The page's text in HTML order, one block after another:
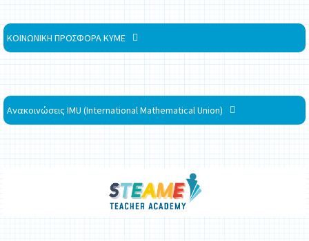
ΚΟΙΝΩΝΙΚΗ ΠΡΟΣΦΟΡΑ ΚΥΜΕ
Ανακοινώσεις IMU (International Mathematical Union)